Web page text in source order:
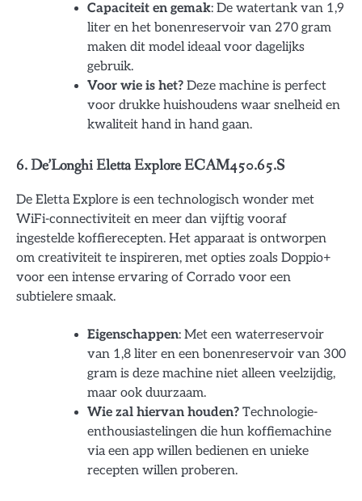
Capaciteit en gemak: De watertank van 1,9
liter en het bonenreservoir van 270 gram
maken dit model ideaal voor dagelijks
gebruik.
Voor wie is het? Deze machine is perfect
voor drukke huishoudens waar snelheid en
kwaliteit hand in hand gaan.
6. De’Longhi Eletta Explore ECAM450.65.S
De Eletta Explore is een technologisch wonder met
WiFi-connectiviteit en meer dan vijftig vooraf
ingestelde koffierecepten. Het apparaat is ontworpen
om creativiteit te inspireren, met opties zoals Doppio+
voor een intense ervaring of Corrado voor een
subtielere smaak.
Eigenschappen: Met een waterreservoir
van 1,8 liter en een bonenreservoir van 300
gram is deze machine niet alleen veelzijdig,
maar ook duurzaam.
Wie zal hiervan houden? Technologie-
enthousiastelingen die hun koffiemachine
via een app willen bedienen en unieke
recepten willen proberen.